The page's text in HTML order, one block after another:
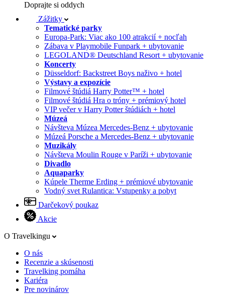
Doprajte si oddych
Zážitky
Tematické parky
Europa-Park: Viac ako 100 atrakcií + nocľah
Zábava v Playmobile Funpark + ubytovanie
LEGOLAND® Deutschland Resort + ubytovanie
Koncerty
Düsseldorf: Backstreet Boys naživo + hotel
Výstavy a expozície
Filmové štúdiá Harry Potter™ + hotel
Filmové štúdiá Hra o tróny + prémiový hotel
VIP večer v Harry Potter štúdiách + hotel
Múzeá
Návšteva Múzea Mercedes-Benz + ubytovanie
Múzeá Porsche a Mercedes-Benz + ubytovanie
Muzikály
Návšteva Moulin Rouge v Paríži + ubytovanie
Divadlo
Aquaparky
Kúpele Therme Erding + prémiové ubytovanie
Vodný svet Rulantica: Vstupenky a pobyt
Darčekový poukaz
Akcie
O Travelkingu
O nás
Recenzie a skúsenosti
Travelking pomáha
Kariéra
Pre novinárov